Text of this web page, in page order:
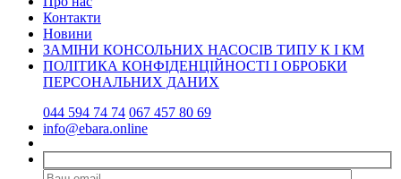
Контакти
Новини
ЗАМІНИ КОНСОЛЬНИХ НАСОСІВ ТИПУ К І КМ
ПОЛІТИКА КОНФІДЕНЦІЙНОСТІ І ОБРОБКИ
ПЕРСОНАЛЬНИХ ДАНИХ
044 594 74 74 067 457 80 69
info@ebara.online